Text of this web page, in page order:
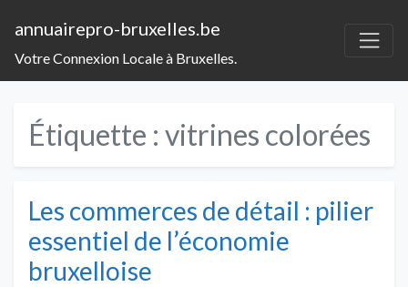
annuairepro-bruxelles.be
Votre Connexion Locale à Bruxelles.
Étiquette : vitrines colorées
Les commerces de détail : pilier
essentiel de l’économie
bruxelloise